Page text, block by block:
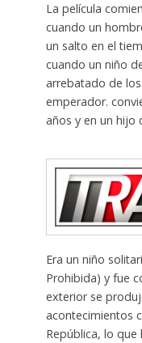
La película
cuando un
un salto en el
cuando un niño
arrebatado de
emperador.
años y en un hijo
Era un niño
Prohibida) y fue
exterior se
acontecimientos
República, lo